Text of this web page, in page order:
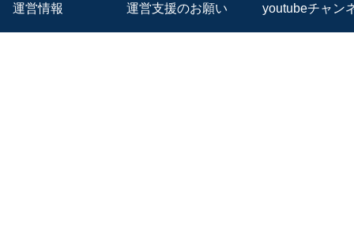
運営情報 運営支援のお願い youtubeチャン